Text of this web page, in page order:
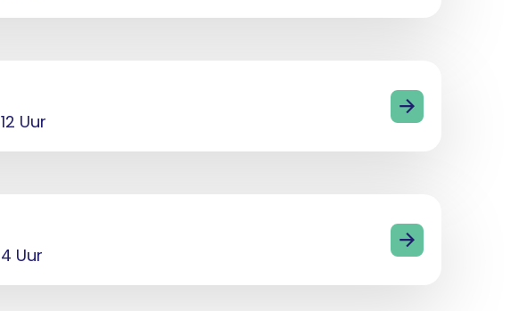
12 Uur
4 Uur